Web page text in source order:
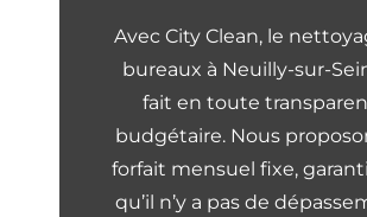
Avec City Clean, le
bureaux à Neuilly-sur-
fait en toute
budgétaire. Nous
forfait mensuel fixe,
qu’il n’y a pas de